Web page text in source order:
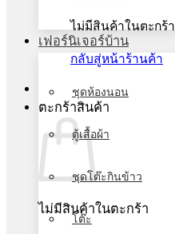
ไม่มีสินค้าในตะกร้า
กลับสู่หน้าร้านค้า
ตะกร้าสินค้า
ไม่มีสินค้าในตะกร้า
เฟอร์นิเจอร์บ้าน
ชุดห้องนอน
ตู้เสื้อผ้า
ชุดโต๊ะกินข้าว
โต๊ะ